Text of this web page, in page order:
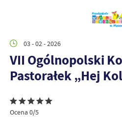
03 - 02 - 2026
VII Ogólnopolski
Pastorałek „Hej
Ocena 0/5